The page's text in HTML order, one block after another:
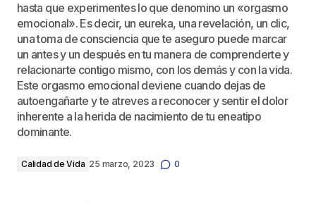
hasta que experimentes lo que denomino un «orgasmo
emocional». Es decir, un eureka, una revelación, un clic,
una toma de consciencia que te aseguro puede marcar
un antes y un después en tu manera de comprenderte y
relacionarte contigo mismo, con los demás y con la vida.
Este orgasmo emocional deviene cuando dejas de
autoengañarte y te atreves a reconocer y sentir el dolor
inherente a la herida de nacimiento de tu eneatipo
dominante.
Calidad de Vida 25 marzo, 2023 0